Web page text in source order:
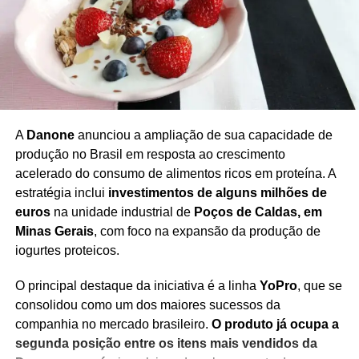
O caso também coloca em evidência os procedimentos
adotados pelas empresas aéreas para
identificação,
comunicação e registro de falhas técnicas
papel dos órgãos responsáveis pela fiscalização da
aviação civil no Brasil.
Redação Saiba+
A Danoneanunciou a ampliação de sua capacidade de
produção no Brasil em resposta ao crescimento
acelerado do consumo de alimentos ricos em proteína. A
estratégia inclui investimentos de alguns milhões de
eurosna unidade industrial de Poços de Caldas, em
Minas Gerais, com foco na expansão da produção de
iogurtes proteicos.
O principal destaque da iniciativa é a linha YoPro, que se
consolidou como um dos maiores sucessos da
companhia no mercado brasileiro. O produto já ocupa a
segunda posição entre os itens mais vendidos da